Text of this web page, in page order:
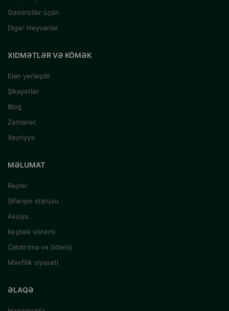
Gəmiricilər üçün
Digər Heyvanlar
XIDMƏTLƏR VƏ KÖMƏK
Elan yerləşdir
Şikayətlər
Blog
Zəmanət
Xeyriyyə
MƏLUMAT
Rəylər
Sifarişin statusu
Aksiya
Keşbek sistemi
Çatdırılma və ödəniş
Məxfilik siyasəti
ƏLAQƏ